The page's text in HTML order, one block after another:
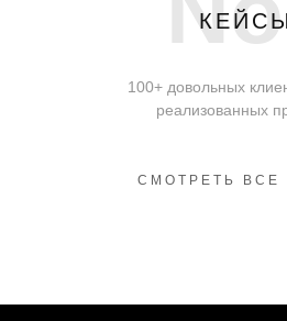
КЕЙСЫ
100+ довольных
реализованных
СМОТРЕТЬ ВСЕ